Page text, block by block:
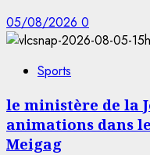
05/08/2026 0
Sports
le ministère de la
animations dans
Meigag